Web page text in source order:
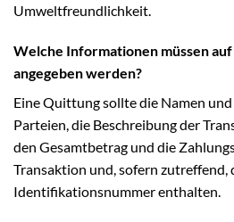
Umweltfreundlichkeit.
Welche Informationen müssen
angegeben werden?
Eine Quittung sollte die Namen
Parteien, die Beschreibung der
den Gesamtbetrag und die
Transaktion und, sofern zutreffend,
Identifikationsnummer enthalten.